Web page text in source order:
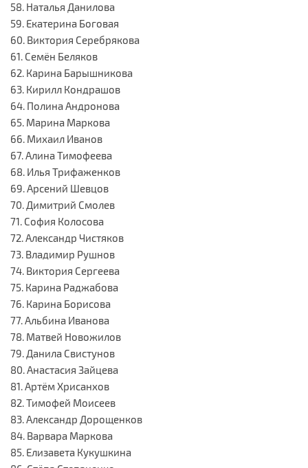
58. Наталья Данилова
59. Екатерина Боговая
60. Виктория Серебрякова
61. Семён Беляков
62. Карина Барышникова
63. Кирилл Кондрашов
64. Полина Андронова
65. Марина Маркова
66. Михаил Иванов
67. Алина Тимофеева
68. Илья Трифаженков
69. Арсений Шевцов
70. Димитрий Смолев
71. София Колосова
72. Александр Чистяков
73. Владимир Рушнов
74. Виктория Сергеева
75. Карина Раджабова
76. Карина Борисова
77. Альбина Иванова
78. Матвей Новожилов
79. Данила Свистунов
80. Анастасия Зайцева
81. Артём Хрисанхов
82. Тимофей Моисеев
83. Александр Дорощенков
84. Варвара Маркова
85. Елизавета Кукушкина